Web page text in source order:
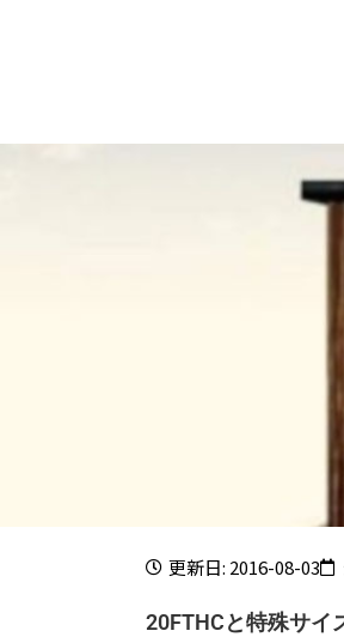
更新日: 2016-08-03
20FTHCと特殊サイ